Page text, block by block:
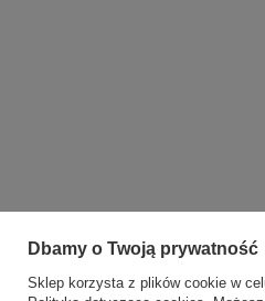
Dbamy o Twoją prywatność
Sklep korzysta z plików cookie w